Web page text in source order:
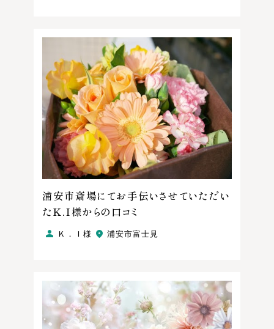
浦安市斎場にてお手伝いさせていただい
たＫ．Ｉ様からの口コミ
Ｋ．Ｉ様 浦安市富士見